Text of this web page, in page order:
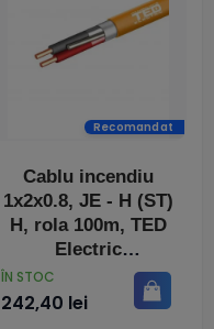
Recomandat
Cablu incendiu
1x2x0.8, JE - H (ST)
H, rola 100m, TED
Electric
PRET
ÎN STOC
242,40 lei